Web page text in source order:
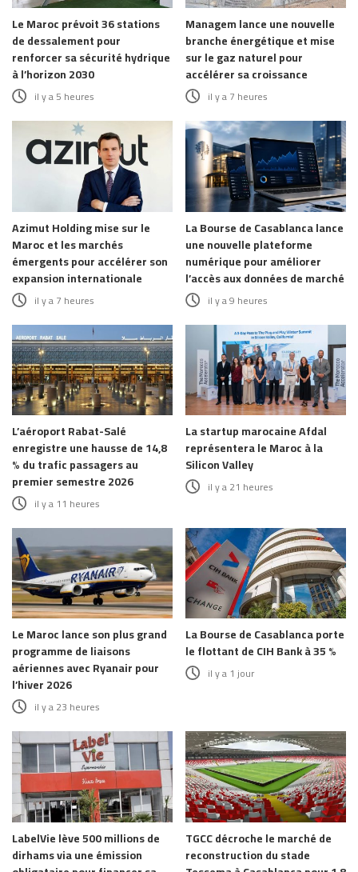
Le Maroc prévoit 36 stations
de dessalement pour
renforcer sa sécurité hydrique
à l’horizon 2030
il y a 5 heures
Managem lance une nouvelle
branche énergétique et mise
sur le gaz naturel pour
accélérer sa croissance
il y a 7 heures
Azimut Holding mise sur le
Maroc et les marchés
émergents pour accélérer son
expansion internationale
il y a 7 heures
La Bourse de Casablanca lance
une nouvelle plateforme
numérique pour améliorer
l’accès aux données de marché
il y a 9 heures
L’aéroport Rabat-Salé
enregistre une hausse de 14,8
% du trafic passagers au
premier semestre 2026
il y a 11 heures
La startup marocaine Afdal
représentera le Maroc à la
Silicon Valley
il y a 21 heures
Le Maroc lance son plus grand
programme de liaisons
aériennes avec Ryanair pour
l’hiver 2026
il y a 23 heures
La Bourse de Casablanca porte
le flottant de CIH Bank à 35 %
il y a 1 jour
LabelVie lève 500 millions de
dirhams via une émission
TGCC décroche le marché de
reconstruction du stade